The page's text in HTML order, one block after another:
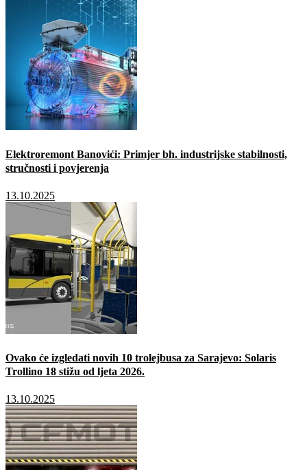
Elektroremont Banovići: Primjer bh. industrijske stabilnosti,
stručnosti i povjerenja
13.10.2025
Ovako će izgledati novih 10 trolejbusa za Sarajevo: Solaris
Trollino 18 stižu od ljeta 2026.
13.10.2025